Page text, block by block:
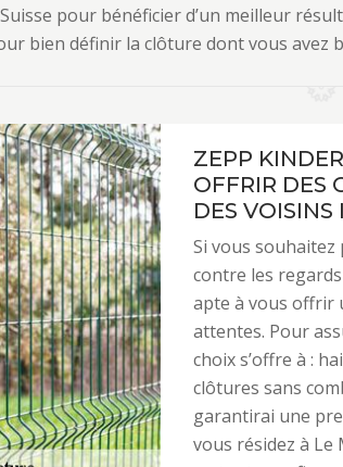
pour bénéficier d’un meilleur
bien définir la clôture dont vous avez
ZEPP
OFFRIR DES
DES VOISINS
Si vous
contre les
apte à vous offrir
attentes. Pour
choix s’offre à :
clôtures sans
garantirai une
vous résidez à